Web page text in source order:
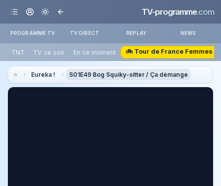
TV-programme.com
PROGRAMME TV TV DIRECT REPLAY NEWS
TNT TV ce soir En ce moment 🚲 Tour de France Femmes
Eureka ! S01E49 Bog Squiky-sitter / Ça démange